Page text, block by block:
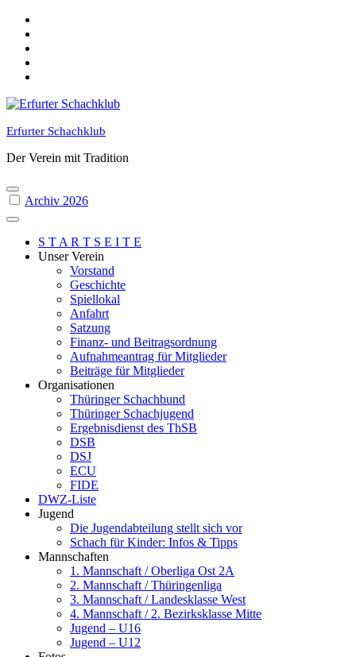
Skip
content
Erfurter Schachklub
Der Verein mit Tradition
Archiv 2026
S T A R T S E I T E
Unser Verein
Vorstand
Geschichte
Spiellokal
Anfahrt
Satzung
Finanz- und Beitragsordnung
Aufnahmeantrag für Mitglieder
Beiträge für Mitglieder
Organisationen
Thüringer Schachbund
Thüringer Schachjugend
Ergebnisdienst des ThSB
DSB
DSJ
ECU
FIDE
DWZ-Liste
Jugend
Die Jugendabteilung stellt sich vor
Schach für Kinder: Infos & Tipps
Mannschaften
1. Mannschaft / Oberliga Ost 2A
2. Mannschaft / Thüringenliga
3. Mannschaft / Landesklasse West
4. Mannschaft / 2. Bezirksklasse Mitte
Jugend – U16
Jugend – U12